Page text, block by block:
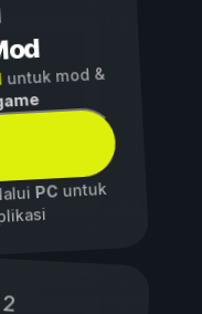
untuk mod &
PCuntuk